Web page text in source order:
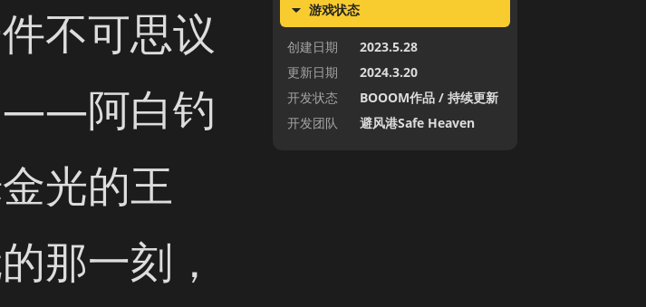
不可思议
——阿白钓
光的王
那一刻，
游戏状态
创建日期
2023.5.28
更新日期
2024.3.20
开发状态
BOOOM作品 / 持续更新
开发团队
避风港Safe Heaven